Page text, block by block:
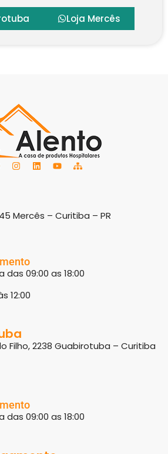
Loja Mercês
Mercês – Curitiba – PR
09:00 as 18:00
12:00
Filho, 2238 Guabirotuba – Curitiba
09:00 as 18:00